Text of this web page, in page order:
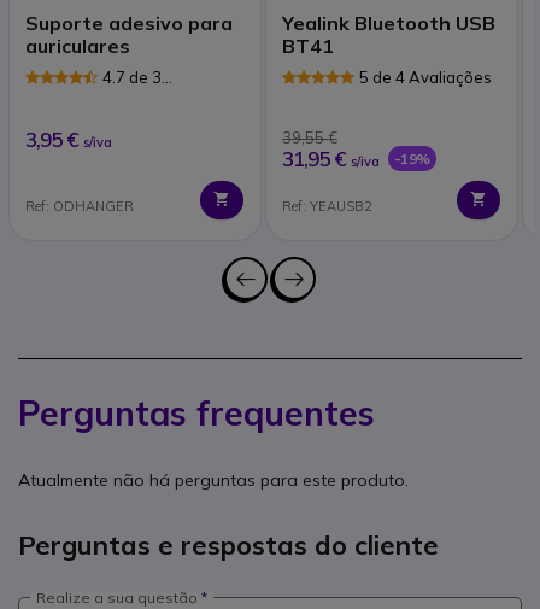
Suporte adesivo para
auriculares
4.7 de 3
3,95 € s/iva
Ref: ODHANGER
Yealink Bluetooth USB
BT41
5 de 4 Avaliações
39,55 €
31,95 € s/iva -19%
Ref: YEAUSB2
Perguntas frequentes
Atualmente não há perguntas para este produto.
Perguntas e respostas do cliente
Realize a sua questão